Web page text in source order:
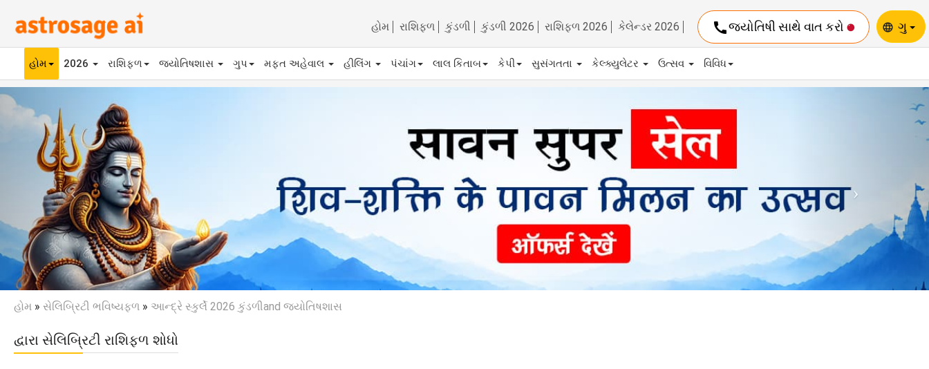
હોમ રાશિફળ કુંડળી કુંડળી 2026 રાશિફળ 2026 કેલેન્ડર 2026 callજ્યોતિષી સાથે વાત કરો language ગુ
હોમ 2026 રાશિફળ જ્યોતિષશાસ ગુપ મફ્ત અહેવાલ હીલિંગ પંચાંગ લાલ કિતાબ કેપી સુસંગતતા કેલ્ક્યુલેટર ઉત્સવ વિવિધ
Previous
હોમ » સેલિબ્રિટી ભવિષ્યફળ » આન્દ્રે સ્કુર્લે 2026 કુંડળીand જ્યોતિષશાસ
દ્વારા સેલિબ્રિટી રાશિફળ શોધો